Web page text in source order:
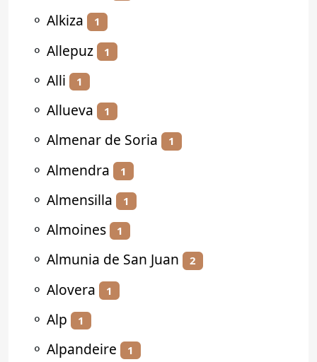
⚬ Alkiza 1
⚬ Allepuz 1
⚬ Alli 1
⚬ Allueva 1
⚬ Almenar de Soria 1
⚬ Almendra 1
⚬ Almensilla 1
⚬ Almoines 1
⚬ Almunia de San Juan 2
⚬ Alovera 1
⚬ Alp 1
⚬ Alpandeire 1